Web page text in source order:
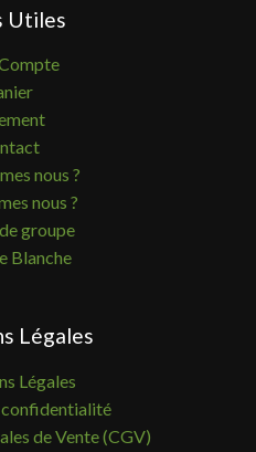
Utiles
nous ?
nous ?
groupe
Blanche
Légales
Légales
de Vente (CGV)